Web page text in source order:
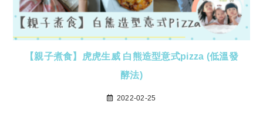
【親子煮食】虎虎生威 白熊造型意式pizza (低溫發
酵法)
2022-02-25